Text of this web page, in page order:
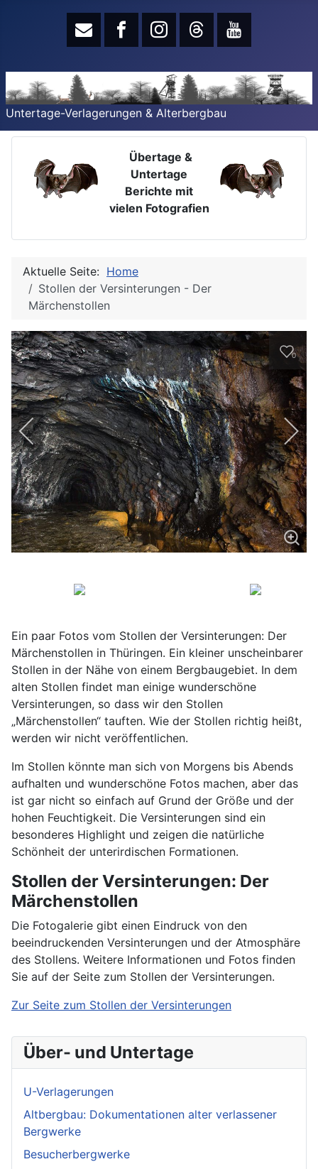
Untertage-Verlagerungen & Alterbergbau
Übertage &
Untertage
Berichte mit
vielen Fotografien
Aktuelle Seite: Home
Stollen der Versinterungen - Der
Märchenstollen
0
Ein paar Fotos vom Stollen der Versinterungen: Der
Märchenstollen in Thüringen. Ein kleiner unscheinbarer
Stollen in der Nähe von einem Bergbaugebiet. In dem
alten Stollen findet man einige wunderschöne
Versinterungen, so dass wir den Stollen
„Märchenstollen“ tauften. Wie der Stollen richtig heißt,
werden wir nicht veröffentlichen.
Im Stollen könnte man sich von Morgens bis Abends
aufhalten und wunderschöne Fotos machen, aber das
ist gar nicht so einfach auf Grund der Größe und der
hohen Feuchtigkeit. Die Versinterungen sind ein
besonderes Highlight und zeigen die natürliche
Schönheit der unterirdischen Formationen.
Stollen der Versinterungen: Der
Märchenstollen
Die Fotogalerie gibt einen Eindruck von den
beeindruckenden Versinterungen und der Atmosphäre
des Stollens. Weitere Informationen und Fotos finden
Sie auf der Seite zum Stollen der Versinterungen.
Zur Seite zum Stollen der Versinterungen
Über- und Untertage
U-Verlagerungen
Altbergbau: Dokumentationen alter verlassener
Bergwerke
Besucherbergwerke